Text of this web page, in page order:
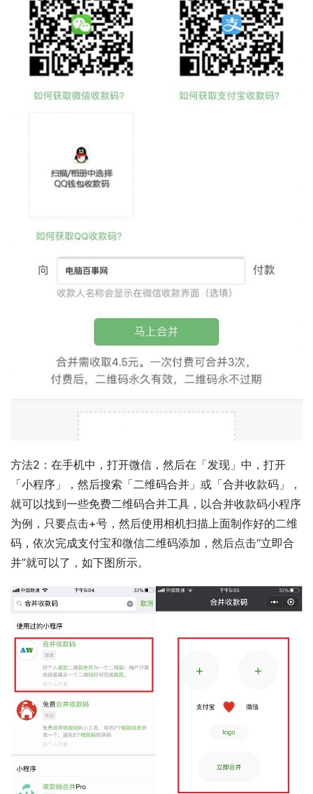
方法2：在手机中，打开微信，然后在「发现」中，打开
「小程序」，然后搜索「二维码合并」或「合并收款码」，
就可以找到一些免费二维码合并工具，以合并收款码小程序
为例，只要点击+号，然后使用相机扫描上面制作好的二维
码，依次完成支付宝和微信二维码添加，然后点击“立即合
并”就可以了，如下图所示。